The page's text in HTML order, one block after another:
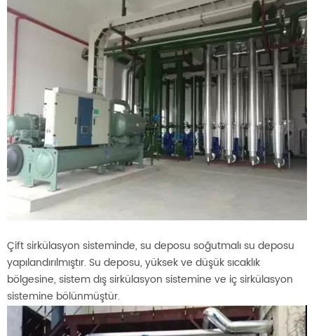
Çift sirkülasyon sisteminde, su deposu soğutmalı su deposu
yapılandırılmıştır. Su deposu, yüksek ve düşük sıcaklık
bölgesine, sistem dış sirkülasyon sistemine ve iç sirkülasyon
sistemine bölünmüştür.